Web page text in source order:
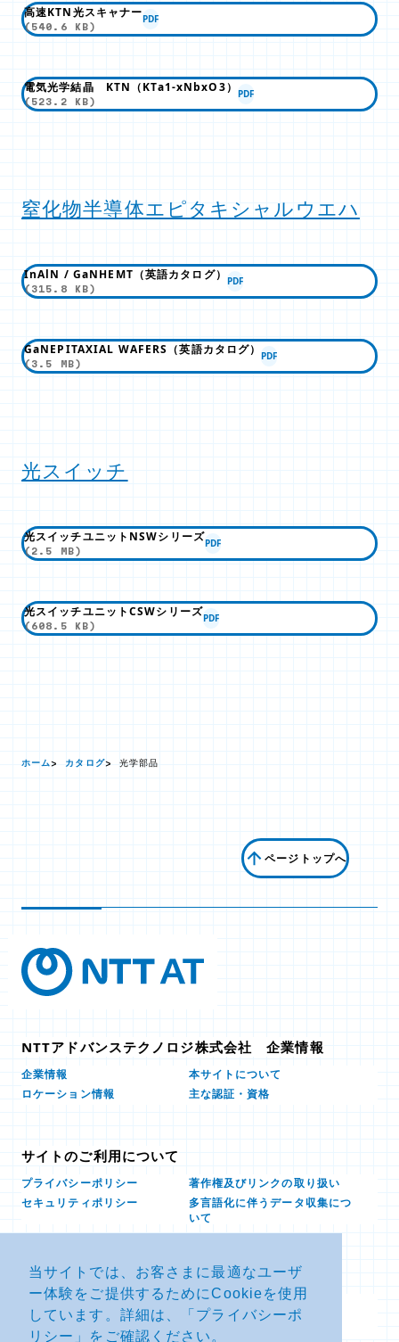
当サイトでは、お客さまに最適なユーザ
ー体験をご提供するためにCookieを使用
しています。詳細は、「 プライバシーポ
リシー 」をご確認ください。
高速KTN光スキャナー
(540.6 KB)
PDF
電気光学結晶 KTN（KTa1-xNbxO3）
(523.2 KB)
PDF
窒化物半導体エピタキシャルウエハ
InAlN / GaNHEMT（英語カタログ）
(315.8 KB)
PDF
GaNEPITAXIAL WAFERS（英語カタログ）
(3.5 MB)
PDF
光スイッチ
光スイッチユニットNSWシリーズ
(2.5 MB)
PDF
光スイッチユニットCSWシリーズ
(608.5 KB)
PDF
ホーム カタログ 光学部品
ページトップへ
NTTアドバンステクノロジ株式会社 企業情報
企業情報
本サイトについて
ロケーション情報
主な認証・資格
サイトのご利用について
プライバシーポリシー
著作権及びリンクの取り扱い
セキュリティポリシー
多言語化に伴うデータ収集につ
いて
お問い合せ
よくあるお問い合わせFAQ
SDSダウンロード
製品・サービスに関する重要な
お知らせ
その他のお問い合わせ